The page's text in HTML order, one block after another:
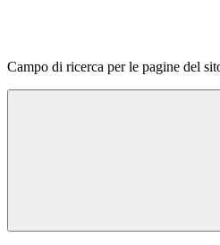
Campo di ricerca per le pagine del